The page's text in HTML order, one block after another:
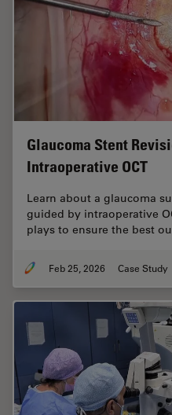
Glaucoma Stent
Intraoperative OCT
Learn about a glaucoma
guided by intraoperative
plays to ensure the best
Feb 25, 2026 Case Study